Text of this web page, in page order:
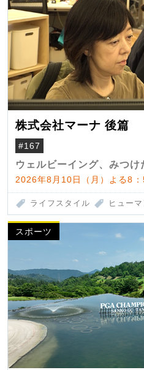
株式会社マーナ 後篇
#167
ウェルビーイング、みつけ
2026年8月10日（月）よる8
ライフスタイル ヒューマ
スポーツ